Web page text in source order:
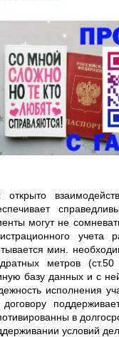
могут не
учета
мин.
метров
базу данных и с
исполнения
в
условий